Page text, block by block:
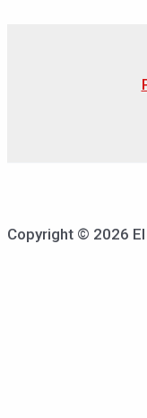
Copyright © 2026